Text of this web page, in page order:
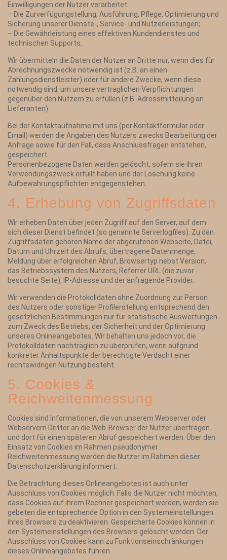
Einwilligungen der Nutzer verarbeitet:
– Die Zurverfügungstellung, Ausführung, Pflege, Optimierung und
Sicherung unserer Dienste-, Service- und Nutzerleistungen;
– Die Gewährleistung eines effektiven Kundendienstes und
technischen Supports.
Wir übermitteln die Daten der Nutzer an Dritte nur, wenn dies für
Abrechnungszwecke notwendig ist (z.B. an einen
Zahlungsdienstleister) oder für andere Zwecke, wenn diese
notwendig sind, um unsere vertraglichen Verpflichtungen
gegenüber den Nutzern zu erfüllen (z.B. Adressmitteilung an
Lieferanten).
Bei der Kontaktaufnahme mit uns (per Kontaktformular oder
Email) werden die Angaben des Nutzers zwecks Bearbeitung der
Anfrage sowie für den Fall, dass Anschlussfragen entstehen,
gespeichert.
Personenbezogene Daten werden gelöscht, sofern sie ihren
Verwendungszweck erfüllt haben und der Löschung keine
Aufbewahrungspflichten entgegenstehen.
4. Erhebung von Zugriffsdaten
Wir erheben Daten über jeden Zugriff auf den Server, auf dem
sich dieser Dienst befindet (so genannte Serverlogfiles). Zu den
Zugriffsdaten gehören Name der abgerufenen Webseite, Datei,
Datum und Uhrzeit des Abrufs, übertragene Datenmenge,
Meldung über erfolgreichen Abruf, Browsertyp nebst Version,
das Betriebssystem des Nutzers, Referrer URL (die zuvor
besuchte Seite), IP-Adresse und der anfragende Provider.
Wir verwenden die Protokolldaten ohne Zuordnung zur Person
des Nutzers oder sonstiger Profilerstellung entsprechend den
gesetzlichen Bestimmungen nur für statistische Auswertungen
zum Zweck des Betriebs, der Sicherheit und der Optimierung
unseres Onlineangebotes. Wir behalten uns jedoch vor, die
Protokolldaten nachträglich zu überprüfen, wenn aufgrund
konkreter Anhaltspunkte der berechtigte Verdacht einer
rechtswidrigen Nutzung besteht.
5. Cookies &
Reichweitenmessung
Cookies sind Informationen, die von unserem Webserver oder
Webservern Dritter an die Web-Browser der Nutzer übertragen
und dort für einen späteren Abruf gespeichert werden. Über den
Einsatz von Cookies im Rahmen pseudonymer
Reichweitenmessung werden die Nutzer im Rahmen dieser
Datenschutzerklärung informiert.
Die Betrachtung dieses Onlineangebotes ist auch unter
Ausschluss von Cookies möglich. Falls die Nutzer nicht möchten,
dass Cookies auf ihrem Rechner gespeichert werden, werden sie
gebeten die entsprechende Option in den Systemeinstellungen
ihres Browsers zu deaktivieren. Gespeicherte Cookies können in
den Systemeinstellungen des Browsers gelöscht werden. Der
Ausschluss von Cookies kann zu Funktionseinschränkungen
dieses Onlineangebotes führen.